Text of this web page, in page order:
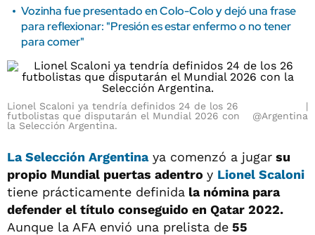
Vozinha fue presentado en Colo-Colo y dejó una frase
para reflexionar: "Presión es estar enfermo o no tener
para comer"
Lionel Scaloni ya tendría definidos 24 de los 26
futbolistas que disputarán el Mundial 2026 con
la Selección Argentina.
@Argentina
La Selección Argentinaya comenzó a jugar su
propio Mundial puertas adentro y Lionel Scaloni
tiene prácticamente definida la nómina para
defender el título conseguido en Qatar 2022.
Aunque la AFA envió una prelista de 55